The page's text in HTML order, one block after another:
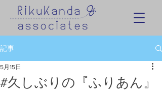
記事
#久しぶりの『ふりあん』
5月15日